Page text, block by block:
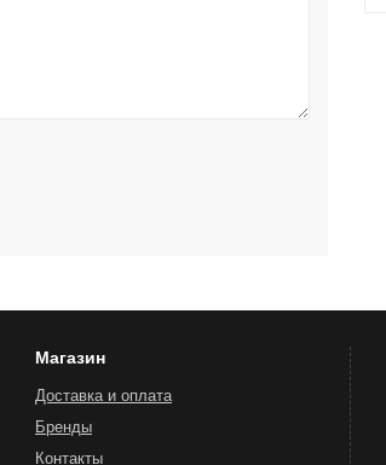
Магазин
Доставка и оплата
Бренды
Контакты